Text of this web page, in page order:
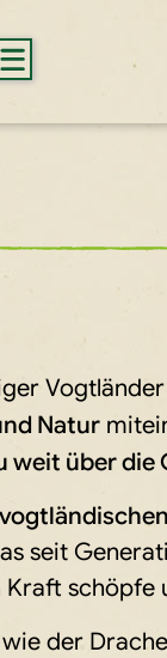
Natur
weit über
seit
wie der